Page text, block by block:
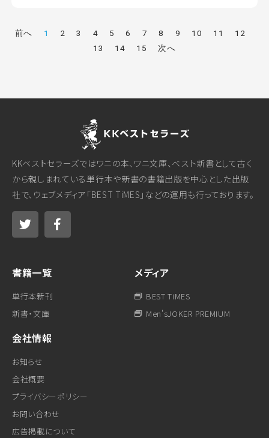
前へ 1 2 3 4 5 6 7 8 9 10 11
12
13
14 15 次へ
KKベストセラーズではワニの本、ワニ文庫、ベスト新書として古く
から親しまれている単行本や新書の書籍出版を中心とした出版
社で、ウェブメディア「BEST TiMES」などの運用も行っております。
書籍一覧
単行本新刊
新書・文庫
メディア
BEST TiMES
Men'sJOKER PREMIUM
会社情報
お知らせ
会社概要
プライバシーポリシー
お問い合わせ
広告掲載について